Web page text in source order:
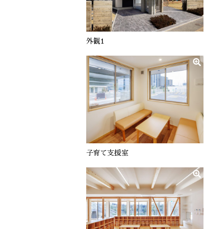
外観1
子育て支援室